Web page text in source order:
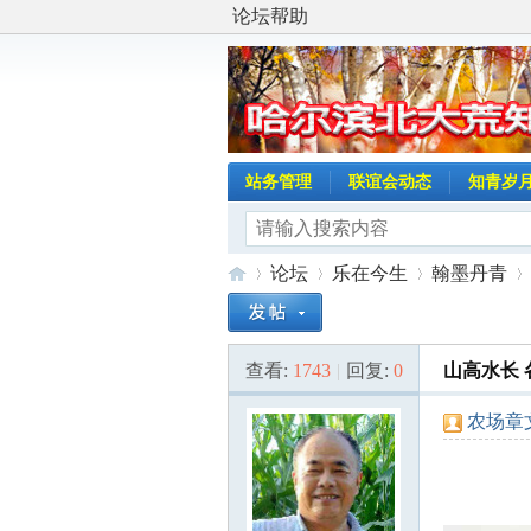
论坛帮助
站务管理 联谊会动态 知青岁
哈»
论坛
›
乐在今生 翰墨丹青
›
查看: 1743 | 回复: 0 山高水长
农场章